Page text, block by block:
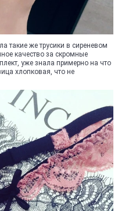
такие же трусики в сиреневом
качество за скромные
уже знала примерно на что
хлопковая, что не